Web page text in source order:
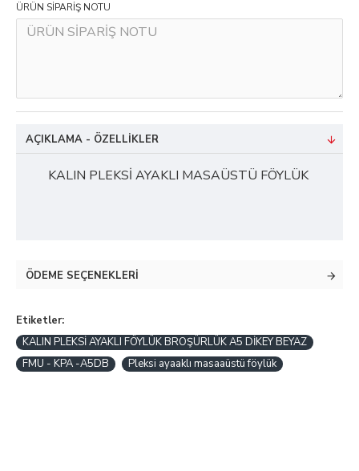
ÜRÜN SİPARİŞ NOTU
AÇIKLAMA - ÖZELLIKLER
KALIN PLEKSİ AYAKLI MASAÜSTÜ FÖYLÜK
ÖDEME SEÇENEKLERI
Etiketler:
KALIN PLEKSİ AYAKLI FÖYLÜK BROŞÜRLÜK A5 DİKEY BEYAZ
FMU - KPA -A5DB
Pleksi ayaaklı masaaüstü föylük